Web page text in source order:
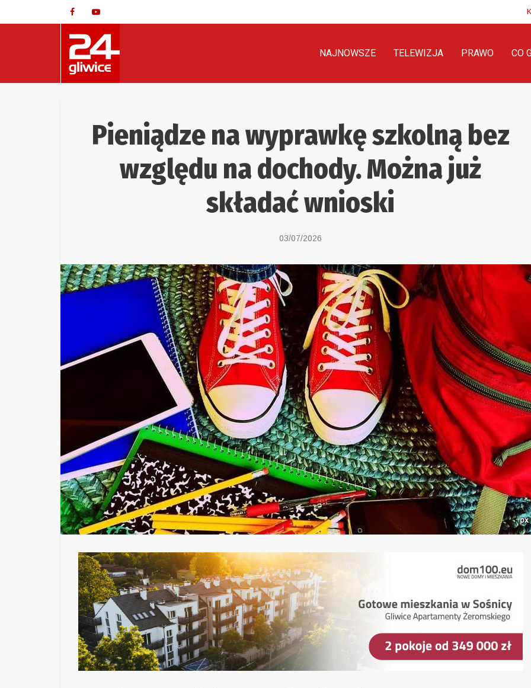
NAJNOWSZE TELEWIZJA PRAWO CO
Pieniądze na wyprawkę szkolną bez
względu na dochody. Można już
składać wnioski
03/07/2026